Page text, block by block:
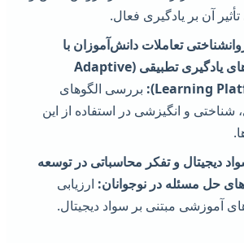
آن بر یادگیری فعال.
تعاملات دانش‌آموزان با
پلتفرم‌های یادگیری تطبیقی (Adaptive
Learning بررسی الگوهای
و انگیزشی در استفاده از این
و تفکر محاسباتی در توسعه
مسئله در نوجوانان:ارزیابی
مبتنی بر سواد دیجیتال.